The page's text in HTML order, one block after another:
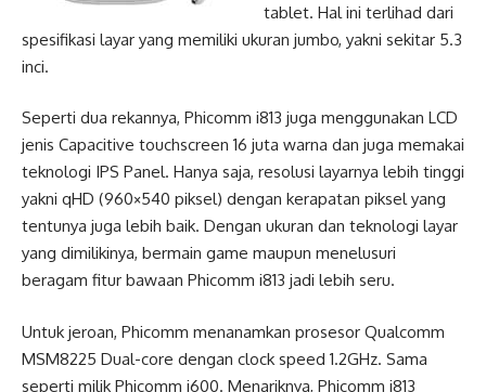
tablet. Hal ini terlihad dari
spesifikasi layar yang memiliki ukuran jumbo, yakni sekitar 5.3
inci.
Seperti dua rekannya, Phicomm i813 juga menggunakan LCD
jenis Capacitive touchscreen 16 juta warna dan juga memakai
teknologi IPS Panel. Hanya saja, resolusi layarnya lebih tinggi
yakni qHD (960×540 piksel) dengan kerapatan piksel yang
tentunya juga lebih baik. Dengan ukuran dan teknologi layar
yang dimilikinya, bermain game maupun menelusuri
beragam fitur bawaan Phicomm i813 jadi lebih seru.
Untuk jeroan, Phicomm menanamkan prosesor Qualcomm
MSM8225 Dual-core dengan clock speed 1.2GHz. Sama
seperti milik Phicomm i600. Menariknya, Phicomm i813